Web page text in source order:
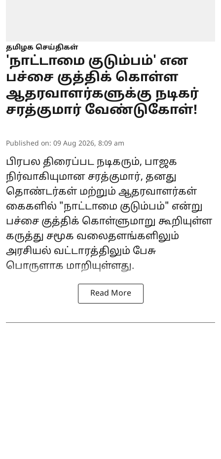
தமிழக செய்திகள்
'நாட்டாமை குடும்பம்' என
பச்சை குத்திக் கொள்ள
ஆதரவாளர்களுக்கு நடிகர்
சரத்குமார் வேண்டுகோள்!
Published on: 09 Aug 2026, 8:09 am
பிரபல திரைப்பட நடிகரும், பாஜக
நிர்வாகியுமான சரத்குமார், தனது
தொண்டர்கள் மற்றும் ஆதரவாளர்கள்
கைகளில் "நாட்டாமை குடும்பம்" என்று
பச்சை குத்திக் கொள்ளுமாறு கூறியுள்ள
கருத்து சமூக வலைதளங்களிலும்
அரசியல் வட்டாரத்திலும் பேசு
பொருளாக மாறியுள்ளது.
Read More